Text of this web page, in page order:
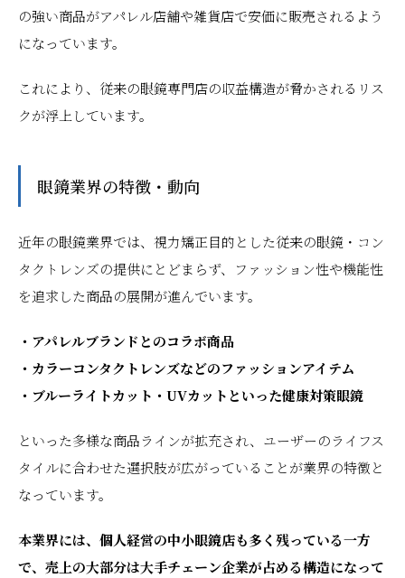
の強い商品がアパレル店舗や雑貨店で安価に販売されるよう
になっています。
これにより、従来の眼鏡専門店の収益構造が脅かされるリス
クが浮上しています。
眼鏡業界の特徴・動向
近年の眼鏡業界では、視力矯正目的とした従来の眼鏡・コン
タクトレンズの提供にとどまらず、ファッション性や機能性
を追求した商品の展開が進んでいます。
・アパレルブランドとのコラボ商品
・カラーコンタクトレンズなどのファッションアイテム
・ブルーライトカット・UVカットといった健康対策眼鏡
といった多様な商品ラインが拡充され、ユーザーのライフス
タイルに合わせた選択肢が広がっていることが業界の特徴と
なっています。
本業界には、個人経営の中小眼鏡店も多く残っている一方
で、売上の大部分は大手チェーン企業が占める構造になって